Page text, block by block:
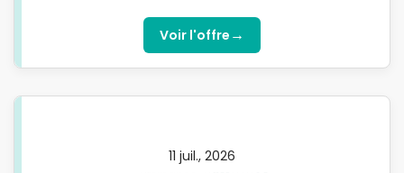
000 salariés, présente en France depuis 1956, mais
aussi en Allemagne, Belgique et Luxembourg, avec
proximité, cuisine authentique ? En recherche
être, nous recherchons des apprentis en CAP
Voir l'offre →
11 juil., 2026